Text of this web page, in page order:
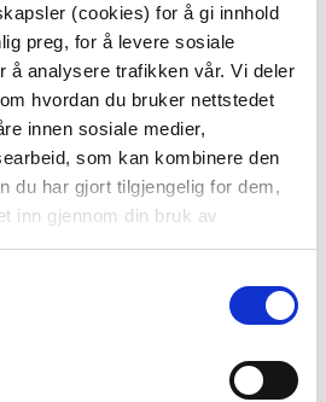
(cookies) for å gi innhold
preg, for å levere sosiale
å analysere trafikken vår. Vi deler
hvordan du bruker nettstedet
innen sosiale medier,
som kan kombinere den
du har gjort tilgjengelig for dem,
inn gjennom din bruk av